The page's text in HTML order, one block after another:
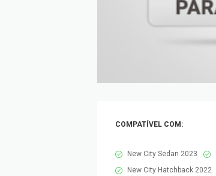
COMPATÍVEL COM:
New City Sedan 2023
New City Hatchback 2022